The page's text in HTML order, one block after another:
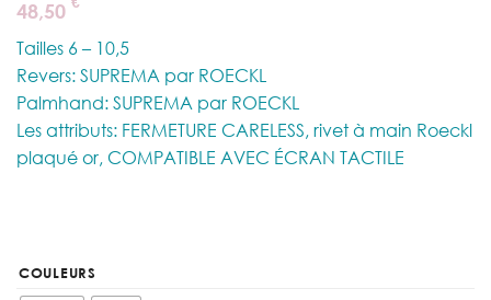
48,50
Tailles 6 – 10,5
Revers: SUPREMA par ROECKL
Palmhand: SUPREMA par ROECKL
Les attributs: FERMETURE CARELESS, rivet à main Roeckl
plaqué or, COMPATIBLE AVEC ÉCRAN TACTILE
COULEURS